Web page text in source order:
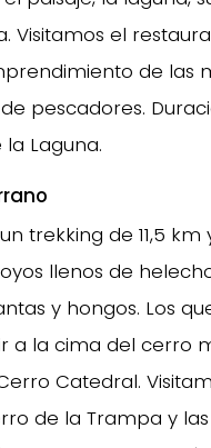
Visitamos el
de las
pescadores.
Laguna.
trekking de 11,5
llenos de
y hongos. Los
a la cima del cerro
Catedral.
de la Trampa y